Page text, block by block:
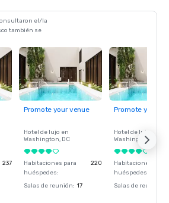
el/la
también se
237
Promote your venue
Hotel de lujo en
Washington, DC
Habitaciones para
huéspedes:
220
Salas de reunión: 17
Promote your
Hotel de lujo en
Washington
Habitaciones para
huéspedes
Salas de reunión